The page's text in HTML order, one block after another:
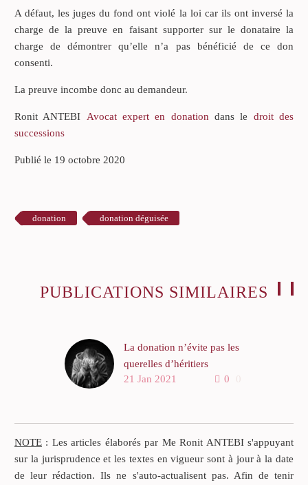
A défaut, les juges du fond ont violé la loi car ils ont inversé la
charge de la preuve en faisant supporter sur le donataire la
charge de démontrer qu’elle n’a pas bénéficié de ce don
consenti.
La preuve incombe donc au demandeur.
Ronit ANTEBI Avocat expert en donation dans le droit des
successions
Publié le 19 octobre 2020
donation donation déguisée
PUBLICATIONS SIMILAIRES
La donation n’évite pas les
querelles d’héritiers
dessaisit immédiatement
d’un bien ou d’une valeur
en argent au profit d’un
donataire qui accepte.
0 0
21 Jan 2021
NOTE : Les articles élaborés par Me Ronit ANTEBI s'appuyant
sur la jurisprudence et les textes en vigueur sont à jour à la date
de leur rédaction. Ils ne s'auto-actualisent pas. Afin de tenir